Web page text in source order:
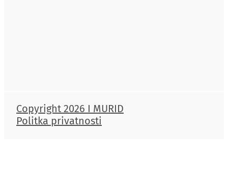
Copyright 2026 I MURID
Politka privatnosti